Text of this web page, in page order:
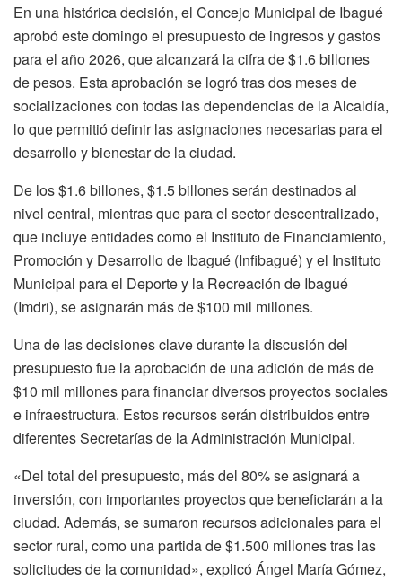
En una histórica decisión, el Concejo Municipal de Ibagué
aprobó este domingo el presupuesto de ingresos y gastos
para el año 2026, que alcanzará la cifra de $1.6 billones
de pesos. Esta aprobación se logró tras dos meses de
socializaciones con todas las dependencias de la Alcaldía,
lo que permitió definir las asignaciones necesarias para el
desarrollo y bienestar de la ciudad.
De los $1.6 billones, $1.5 billones serán destinados al
nivel central, mientras que para el sector descentralizado,
que incluye entidades como el Instituto de Financiamiento,
Promoción y Desarrollo de Ibagué (Infibagué) y el Instituto
Municipal para el Deporte y la Recreación de Ibagué
(Imdri), se asignarán más de $100 mil millones.
Una de las decisiones clave durante la discusión del
presupuesto fue la aprobación de una adición de más de
$10 mil millones para financiar diversos proyectos sociales
e infraestructura. Estos recursos serán distribuidos entre
diferentes Secretarías de la Administración Municipal.
«Del total del presupuesto, más del 80% se asignará a
inversión, con importantes proyectos que beneficiarán a la
ciudad. Además, se sumaron recursos adicionales para el
sector rural, como una partida de $1.500 millones tras las
solicitudes de la comunidad», explicó Ángel María Gómez,